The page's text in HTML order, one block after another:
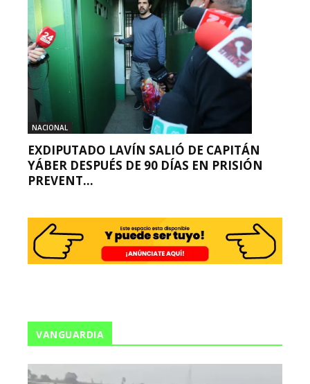
NACIONAL
EXDIPUTADO LAVÍN SALIÓ DE CAPITÁN
YÁBER DESPUÉS DE 90 DÍAS EN PRISIÓN
PREVENT...
VANGUARDIA